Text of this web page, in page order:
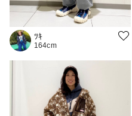
ﾂｷ
164cm